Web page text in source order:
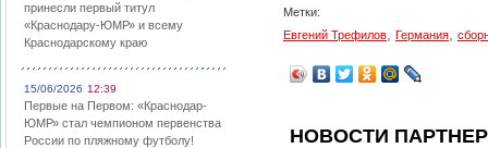
принесли первый титул
«Краснодару-ЮМР» и всему
Краснодарскому краю
15/06/2026 12:39
Первые на Первом: «Краснодар-
ЮМР» стал чемпионом первенства
России по пляжному футболу!
Метки:
Евгений Трефилов
Германия
НОВОСТИ